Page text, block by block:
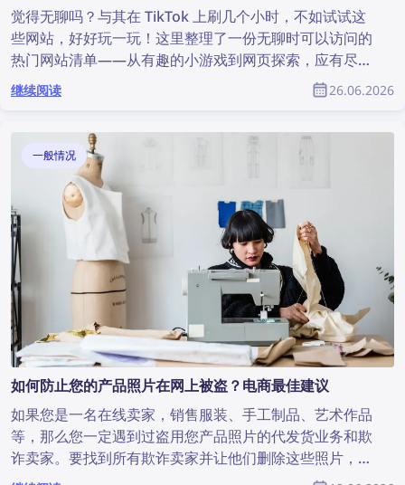
觉得无聊吗？与其在 TikTok 上刷几个小时，不如试试这
些网站，好好玩一玩！这里整理了一份无聊时可以访问的
热门网站清单——从有趣的小游戏到网页探索，应有尽
有。
继续阅读 26.06.2026
一般情况
如何防止您的产品照片在网上被盗？电商最佳建议
如果您是一名在线卖家，销售服装、手工制品、艺术作品
等，那么您一定遇到过盗用您产品照片的代发货业务和欺
诈卖家。要找到所有欺诈卖家并让他们删除这些照片，常
常看起来几乎不可能。但这并没有看起来那么困难——借